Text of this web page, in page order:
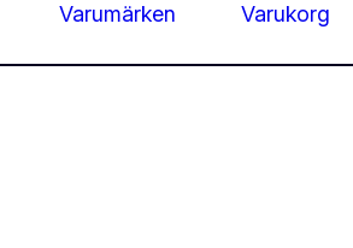
Varumärken Varukorg